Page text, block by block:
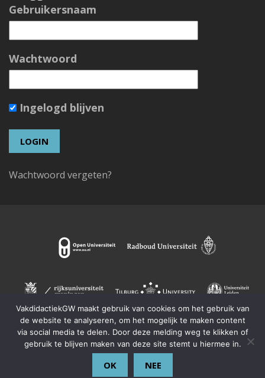
Gebruikersnaam
Wachtwoord
Ingelogd blijven
Wachtwoord vergeten?
VakdidactiekGW maakt gebruik van cookies om het gebruik van
de website te analyseren, om het mogelijk te maken content
via social media te delen. Door deze melding weg te klikken of
gebruik te blijven maken van deze site stemt u hiermee in.
OK NEE